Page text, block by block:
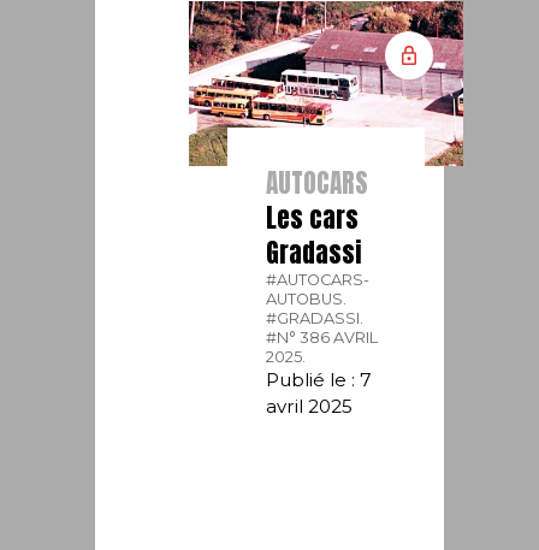
AUTOCARS
Les cars
Gradassi
#AUTOCARS-
AUTOBUS.
#GRADASSI.
#N° 386 AVRIL
2025.
Publié le : 7
avril 2025